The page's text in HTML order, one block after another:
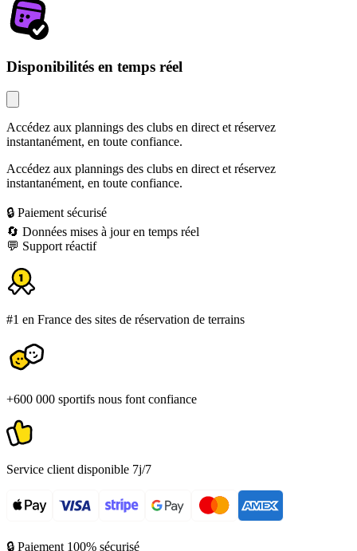
Disponibilités en temps réel
Accédez aux plannings des clubs en direct et réservez
instantanément, en toute confiance.
Accédez aux plannings des clubs en direct et réservez
instantanément, en toute confiance.
🔒 Paiement sécurisé
🔄 Données mises à jour en temps réel
💬 Support réactif
#1 en France des sites de réservation de terrains
+600 000 sportifs nous font confiance
Service client disponible 7j/7
🔒 Paiement 100% sécurisé